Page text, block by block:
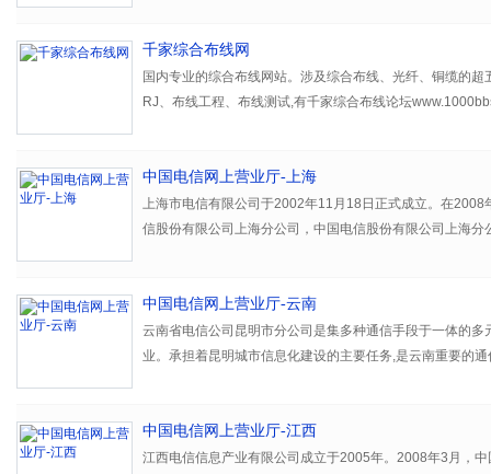
千家综合布线网
国内专业的综合布线网站。涉及综合布线、光纤、铜缆的超
RJ、布线工程、布线测试,有千家综合布线论坛
中国电信网上营业厅-上海
上海市电信有限公司于2002年11月18日正式成立。在2008
信股份有限公司上海分公司，中国电信股份有限公司上海分
中国电信网上营业厅-云南
云南省电信公司昆明市分公司是集多种通信手段于一体的多
业。承担着昆明城市信息化建设的主要任务,是云南重要的
中国电信网上营业厅-江西
江西电信信息产业有限公司成立于2005年。2008年3月，